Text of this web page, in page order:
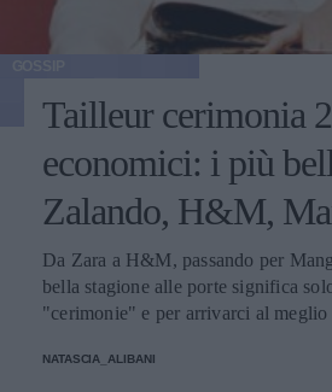
Tailleur cerimonia
economici: i più
Zalando, H&M,
Da Zara a H&M, passando per
bella stagione alle porte significa
"cerimonie" e per arrivarci al meglio
NATASCIA_ALIBANI